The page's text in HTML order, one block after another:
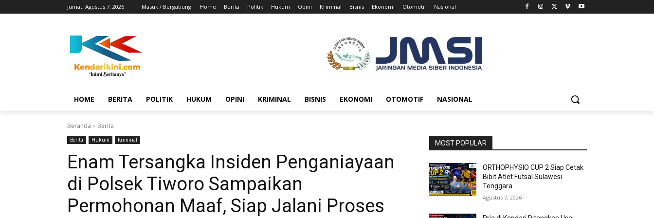
Jumat, Agustus 7, 2026 Masuk / Bergabung Home Berita Politik Hukum Opini Kriminal Bisnis Ekonomi Otomotif Nasional
HOME BERITA POLITIK HUKUM OPINI KRIMINAL BISNIS EKONOMI OTOMOTIF NASIONAL
Beranda Berita
Berita Hukum Kriminal
Enam Tersangka Insiden Penganiayaan
di Polsek Tiworo Sampaikan
Permohonan Maaf, Siap Jalani Proses
MOST POPULAR
ORTHOPHYSIO CUP 2 Siap Cetak
Bibit Atlet Futsal Sulawesi
Tenggara
Agustus 7, 2026